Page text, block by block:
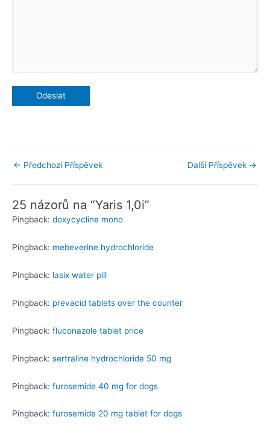
← Předchozí Příspěvek Další Příspěvek →
25 názorů na “Yaris 1,0i”
Pingback: doxycycline mono
Pingback: mebeverine hydrochloride
Pingback: lasix water pill
Pingback: prevacid tablets over the counter
Pingback: fluconazole tablet price
Pingback: sertraline hydrochloride 50 mg
Pingback: furosemide 40 mg for dogs
Pingback: furosemide 20 mg tablet for dogs